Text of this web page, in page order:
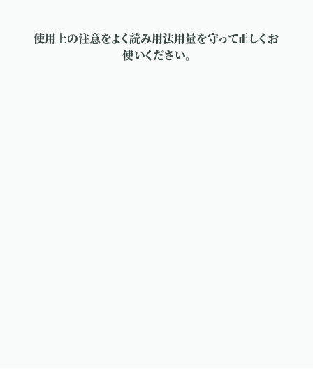
使用上の注意をよく読み用法用量を守って正しくお
使いください。